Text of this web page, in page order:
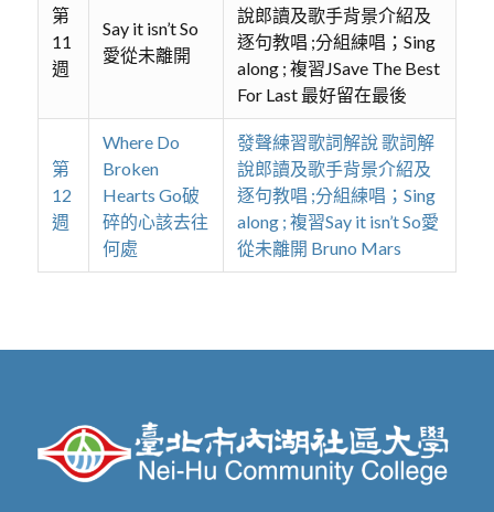
第
11
週
Say it isn’t So
愛從未離開
說郎讀及歌手背景介紹及
逐句教唱 ;分組練唱；Sing
along ; 複習JSave The Best
For Last 最好留在最後
第
12
週
Where Do
Broken
Hearts Go破
碎的心該去往
何處
發聲練習歌詞解說 歌詞解
說郎讀及歌手背景介紹及
逐句教唱 ;分組練唱；Sing
along ; 複習Say it isn’t So愛
從未離開 Bruno Mars